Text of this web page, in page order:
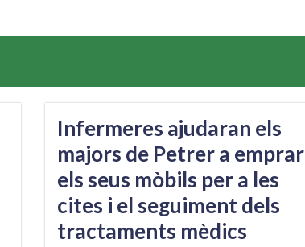
Infermeres ajudaran els
majors de Petrer a emprar
els seus mòbils per a les
cites i el seguiment dels
tractaments mèdics